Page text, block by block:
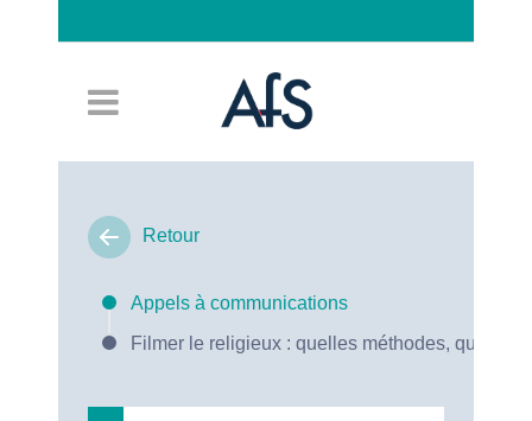
Retour
Appels à communications
Filmer le religieux : quelles méthodes, quels